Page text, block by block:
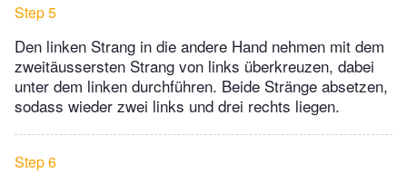
Step 5
Den linken Strang in die andere Hand nehmen mit dem
zweitäussersten Strang von links überkreuzen, dabei
unter dem linken durchführen. Beide Stränge absetzen,
sodass wieder zwei links und drei rechts liegen.
Step 6